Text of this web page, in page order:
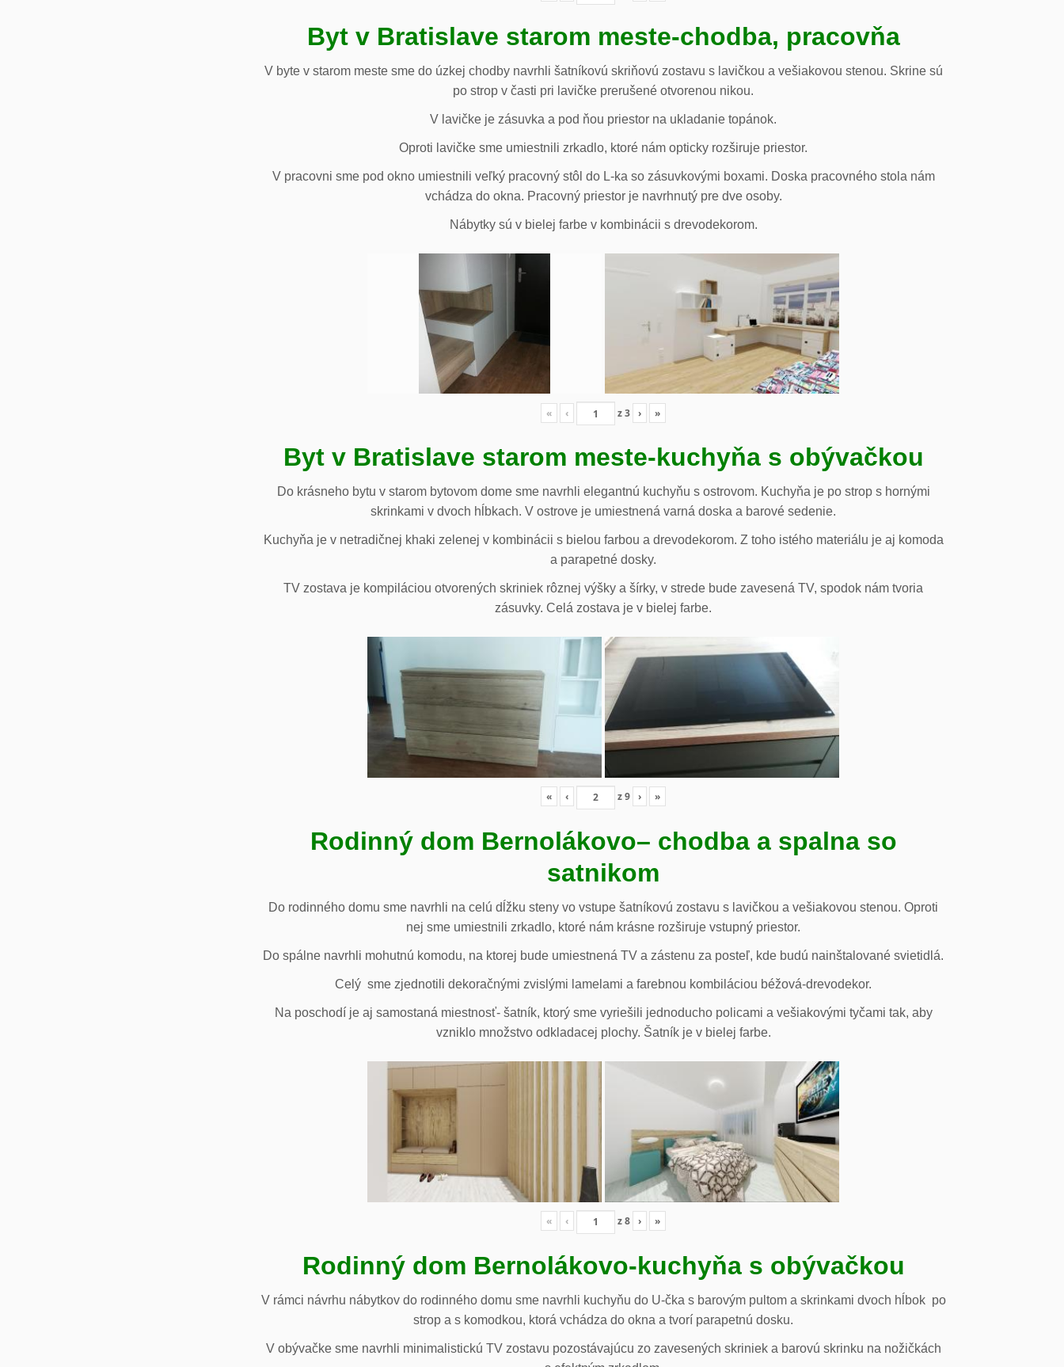
Byt v Bratislave starom meste-chodba, pracovňa
V byte v starom meste sme do úzkej chodby navrhli šatníkovú skriňovú zostavu s lavičkou a vešiakovou stenou. Skrine sú
po strop v časti pri lavičke prerušené otvorenou nikou.
V lavičke je zásuvka a pod ňou priestor na ukladanie topánok.
Oproti lavičke sme umiestnili zrkadlo, ktoré nám opticky rozširuje priestor.
V pracovni sme pod okno umiestnili veľký pracovný stôl do L-ka so zásuvkovými boxami. Doska pracovného stola nám
vchádza do okna. Pracovný priestor je navrhnutý pre dve osoby.
Nábytky sú v bielej farbe v kombinácii s drevodekorom.
« ‹ z3 › »
Byt v Bratislave starom meste-kuchyňa s obývačkou
Do krásneho bytu v starom bytovom dome sme navrhli elegantnú kuchyňu s ostrovom. Kuchyňa je po strop s hornými
skrinkami v dvoch hĺbkach. V ostrove je umiestnená varná doska a barové sedenie.
Kuchyňa je v netradičnej khaki zelenej v kombinácii s bielou farbou a drevodekorom. Z toho istého materiálu je aj komoda
a parapetné dosky.
TV zostava je kompiláciou otvorených skriniek rôznej výšky a šírky, v strede bude zavesená TV, spodok nám tvoria
zásuvky. Celá zostava je v bielej farbe.
« ‹ z9 › »
Rodinný dom Bernolákovo– chodba a spalna so
satnikom
Do rodinného domu sme navrhli na celú dĺžku steny vo vstupe šatníkovú zostavu s lavičkou a vešiakovou stenou. Oproti
nej sme umiestnili zrkadlo, ktoré nám krásne rozširuje vstupný priestor.
Do spálne navrhli mohutnú komodu, na ktorej bude umiestnená TV a zástenu za posteľ, kde budú nainštalované svietidlá.
Celý sme zjednotili dekoračnými zvislými lamelami a farebnou kombiláciou béžová-drevodekor.
Na poschodí je aj samostaná miestnosť- šatník, ktorý sme vyriešili jednoducho policami a vešiakovými tyčami tak, aby
vzniklo množstvo odkladacej plochy. Šatník je v bielej farbe.
« ‹ z8 › »
Rodinný dom Bernolákovo-kuchyňa s obývačkou
V rámci návrhu nábytkov do rodinného domu sme navrhli kuchyňu do U-čka s barovým pultom a skrinkami dvoch hĺbok po
strop a s komodkou, ktorá vchádza do okna a tvorí parapetnú dosku.
V obývačke sme navrhli minimalistickú TV zostavu pozostávajúcu zo zavesených skriniek a barovú skrinku na nožičkách